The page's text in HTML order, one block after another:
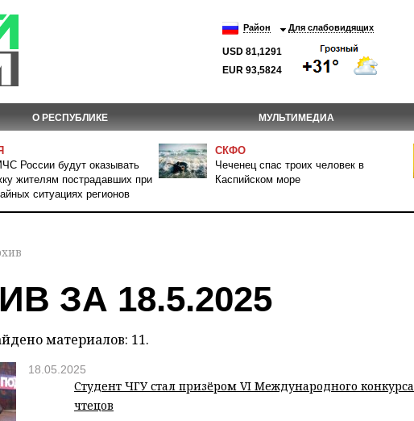
Район Для слабовидящих
USD 81,1291
EUR 93,5824
О РЕСПУБЛИКЕ МУЛЬТИМЕДИА
России будут оказывать
жителям пострадавших при
ситуациях регионов
СКФО
Чеченец спас троих человек в
Каспийском море
ЗА 18.5.2025
материалов: 11.
18.05.2025
Студент ЧГУ стал призёром VI Международного конкурса
чтецов